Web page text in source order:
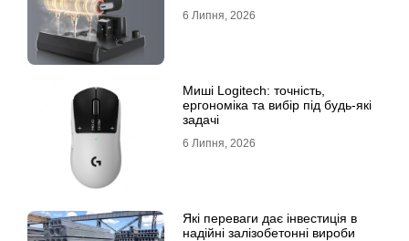
6 Липня, 2026
Миші Logitech: точність,
ергономіка та вибір під будь-які
задачі
6 Липня, 2026
Які переваги дає інвестиція в
надійні залізобетонні вироби